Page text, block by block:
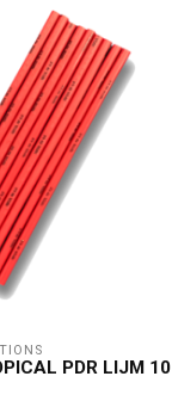
PDR LIJM 10